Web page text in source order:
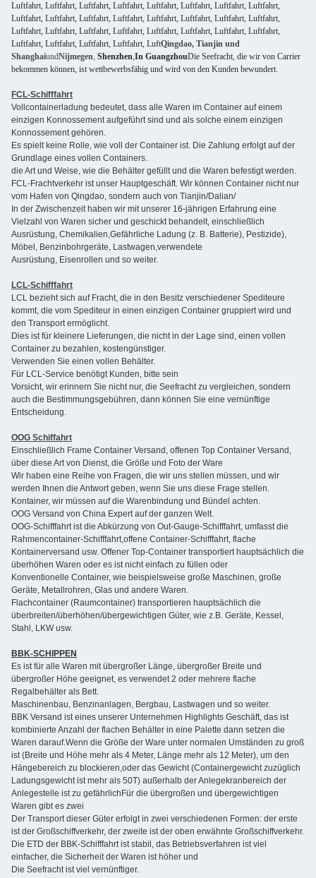
Luftfahrt, Luftfahrt, Luftfahrt, Luftfahrt, Luftfahrt, Luftfahrt, Luftfahrt, Luftfahrt,
Luftfahrt, Luftfahrt, Luftfahrt, Luftfahrt, Luftfahrt, Luftfahrt, Luftfahrt, Luftfahrt,
Luftfahrt, Luftfahrt, Luftfahrt, Luftfahrt, Luftfahrt, Luftfahrt, Luftfahrt, Luftfahrt,
Luftfahrt, Luftfahrt, Luftfahrt, Luftfahrt, LuftQingdao, Tianjin und
ShanghaiundNijmegen, Shenzhen,In GuangzhouDie Seefracht, die wir von Carrier
bekommen können, ist wettbewerbsfähig und wird von den Kunden bewundert.
FCL-Schifffahrt
Vollcontainerladung bedeutet, dass alle Waren im Container auf einem
einzigen Konnossement aufgeführt sind und als solche einem einzigen
Konnossement gehören.
Es spielt keine Rolle, wie voll der Container ist. Die Zahlung erfolgt auf der
Grundlage eines vollen Containers.
die Art und Weise, wie die Behälter gefüllt und die Waren befestigt werden.
FCL-Frachtverkehr ist unser Hauptgeschäft. Wir können Container nicht nur
vom Hafen von Qingdao, sondern auch von Tianjin/Dalian/
In der Zwischenzeit haben wir mit unserer 16-jährigen Erfahrung eine
Vielzahl von Waren sicher und geschickt behandelt, einschließlich
Ausrüstung, Chemikalien,Gefährliche Ladung (z. B. Batterie), Pestizide),
Möbel, Benzinbohrgeräte, Lastwagen,verwendete
Ausrüstung, Eisenrollen und so weiter.
LCL-Schifffahrt
LCL bezieht sich auf Fracht, die in den Besitz verschiedener Spediteure
kommt, die vom Spediteur in einen einzigen Container gruppiert wird und
den Transport ermöglicht.
Dies ist für kleinere Lieferungen, die nicht in der Lage sind, einen vollen
Container zu bezahlen, kostengünstiger.
Verwenden Sie einen vollen Behälter.
Für LCL-Service benötigt Kunden, bitte sein
Vorsicht, wir erinnern Sie nicht nur, die Seefracht zu vergleichen, sondern
auch die Bestimmungsgebühren, dann können Sie eine vernünftige
Entscheidung.
OOG Schiffahrt
Einschließlich Frame Container Versand, offenen Top Container Versand,
über diese Art von Dienst, die Größe und Foto der Ware
Wir haben eine Reihe von Fragen, die wir uns stellen müssen, und wir
werden Ihnen die Antwort geben, wenn Sie uns diese Frage stellen.
Kontainer, wir müssen auf die Warenbindung und Bündel achten.
OOG Versand von China Expert auf der ganzen Welt.
OOG-Schifffahrt ist die Abkürzung von Out-Gauge-Schifffahrt, umfasst die
Rahmencontainer-Schifffahrt,offene Container-Schifffahrt, flache
Kontainerversand usw. Offener Top-Container transportiert hauptsächlich die
überhöhen Waren oder es ist nicht einfach zu füllen oder
Konventionelle Container, wie beispielsweise große Maschinen, große
Geräte, Metallrohren, Glas und andere Waren.
Flachcontainer (Raumcontainer) transportieren hauptsächlich die
überbreiten/überhöhen/übergewichtigen Güter, wie z.B. Geräte, Kessel,
Stahl, LKW usw.
BBK-SCHIPPEN
Es ist für alle Waren mit übergroßer Länge, übergroßer Breite und
übergroßer Höhe geeignet, es verwendet 2 oder mehrere flache
Regalbehälter als Bett.
Maschinenbau, Benzinanlagen, Bergbau, Lastwagen und so weiter.
BBK Versand ist eines unserer Unternehmen Highlights Geschäft, das ist
kombinierte Anzahl der flachen Behälter in eine Palette dann setzen die
Waren darauf.Wenn die Größe der Ware unter normalen Umständen zu groß
ist (Breite und Höhe mehr als 4 Meter, Länge mehr als 12 Meter), um den
Hängebereich zu blockieren,oder das Gewicht (Containergewicht zuzüglich
Ladungsgewicht ist mehr als 50T) außerhalb der Anlegekranbereich der
Anlegestelle ist zu gefährlichFür die übergroßen und übergewichtigen
Waren gibt es zwei
Der Transport dieser Güter erfolgt in zwei verschiedenen Formen: der erste
ist der Großschiffverkehr, der zweite ist der oben erwähnte Großschiffverkehr.
Die ETD der BBK-Schifffahrt ist stabil, das Betriebsverfahren ist viel
einfacher, die Sicherheit der Waren ist höher und
Die Seefracht ist viel vernünftiger.